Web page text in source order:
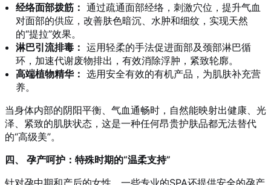
经络面部拨筋： 通过疏通面部经络，刺激穴位，提升气血
对面部的供应，改善肤色暗沉、水肿和细纹，实现天然
的“提拉”效果。
淋巴引流排毒： 运用轻柔的手法促进面部及颈部淋巴循
环，加速代谢废物排出，有效消除浮肿，紧致轮廓。
高端植物精华： 选用安全有效的有机产品，为肌肤补充营
养。
当身体内部的阴阳平衡、气血通畅时，自然能映射出健康、光
泽、紧致的肌肤状态，这是一种任何昂贵护肤品都无法替代
的“高级美”。
四、 孕产呵护：特殊时期的“温柔支持”
针对孕中期和产后的女性，一些专业的SPA还提供安全的孕产